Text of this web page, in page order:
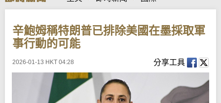
c
辛鮑姆稱特朗普已排除美國在墨採取軍
事行動的可能
2026-01-13 HKT 04:28 分享工具